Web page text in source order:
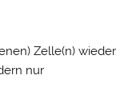
Zelle(n) wieder
nur